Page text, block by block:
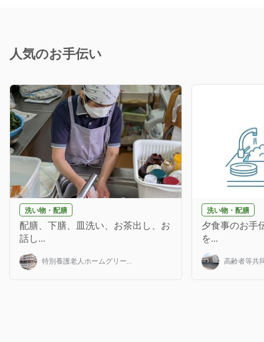
人気のお手伝い
洗い物・配膳
配膳、下膳、皿洗い、お茶出し、お
話し...
特別養護老人ホームグリー...
洗い物・配膳
夕食事のお手
を...
高齢者等共